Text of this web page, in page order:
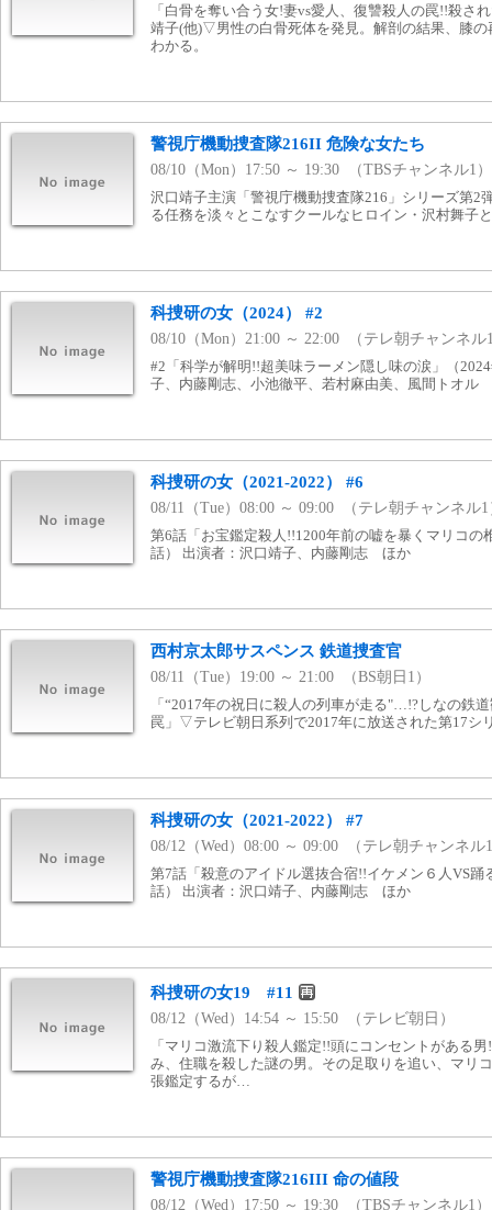
「白骨を奪い合う女!妻vs愛人、復讐殺人の罠!!殺さ
靖子(他)▽男性の白骨死体を発見。解剖の結果、膝
わかる。
警視庁機動捜査隊216II 危険な女たち
08/10（Mon）17:50 ～ 19:30 （TBSチャンネル1）
沢口靖子主演「警視庁機動捜査隊216」シリーズ第2
る任務を淡々とこなすクールなヒロイン・沢村舞子
科捜研の女（2024） #2
08/10（Mon）21:00 ～ 22:00 （テレ朝チャンネル
#2「科学が解明!!超美味ラーメン隠し味の涙」（
子、内藤剛志、小池徹平、若村麻由美、風間トオル
科捜研の女（2021-2022） #6
08/11（Tue）08:00 ～ 09:00 （テレ朝チャンネル1
第6話「お宝鑑定殺人!!1200年前の嘘を暴くマリコの
話） 出演者：沢口靖子、内藤剛志 ほか
西村京太郎サスペンス 鉄道捜査官
08/11（Tue）19:00 ～ 21:00 （BS朝日1）
「“2017年の祝日に殺人の列車が走る"…!?しなの鉄
罠」▽テレビ朝日系列で2017年に放送された第17シ
科捜研の女（2021-2022） #7
08/12（Wed）08:00 ～ 09:00 （テレ朝チャンネル
第7話「殺意のアイドル選抜合宿!!イケメン６人VS踊
話） 出演者：沢口靖子、内藤剛志 ほか
科捜研の女19 #11
08/12（Wed）14:54 ～ 15:50 （テレビ朝日）
「マリコ激流下り殺人鑑定!!頭にコンセントがある
み、住職を殺した謎の男。その足取りを追い、マリ
張鑑定するが…
警視庁機動捜査隊216III 命の値段
08/12（Wed）17:50 ～ 19:30 （TBSチャンネル1）